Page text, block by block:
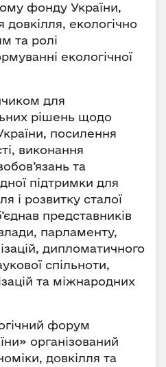
фонду України,
довкілля, екологічно
та ролі
екологічної
для
рішень щодо
посилення
виконання
та
підтримки для
і розвитку сталої
представників
парламенту,
дипломатичного
спільноти,
та міжнародних
форум
організований
довкілля та